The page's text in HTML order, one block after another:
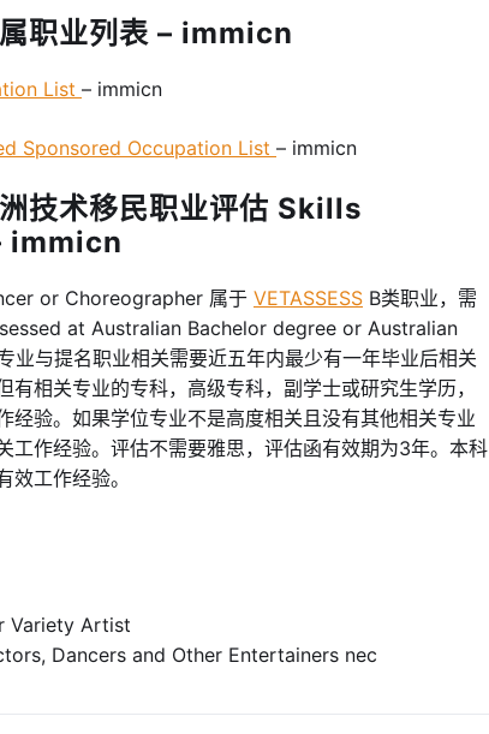
职业列表 – immicn
List – immicn
Sponsored Occupation List – immicn
技术移民职业评估 Skills
immicn
or Choreographer 属于 VETASSESS B类职业，需
at Australian Bachelor degree or Australian
与提名职业相关需要近五年内最少有一年毕业后相关
相关专业的专科，高级专科，副学士或研究生学历，
经验。如果学位专业不是高度相关且没有其他相关专业
工作经验。评估不需要雅思，评估函有效期为3年。本科
工作经验。
Variety Artist
Dancers and Other Entertainers nec